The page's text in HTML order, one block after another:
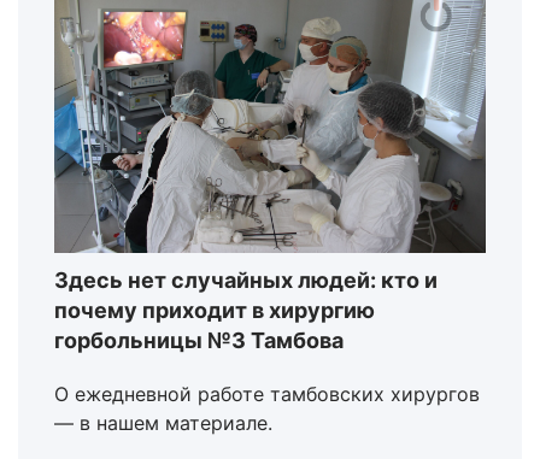
Здесь нет случайных людей: кто и
почему приходит в хирургию
горбольницы №3 Тамбова
О ежедневной работе тамбовских хирургов
— в нашем материале.